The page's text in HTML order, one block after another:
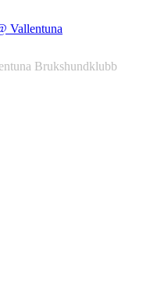
Vallentuna
Brukshundklubb